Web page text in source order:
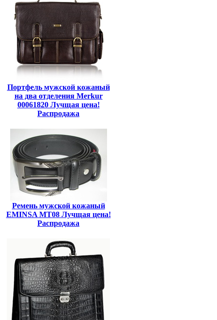
Портфель мужской кожаный
на два отделения Merkur
00061820 Лучщая цена!
Распродажа
Ремень мужской кожаный
EMINSA MT08 Лучщая цена!
Распродажа